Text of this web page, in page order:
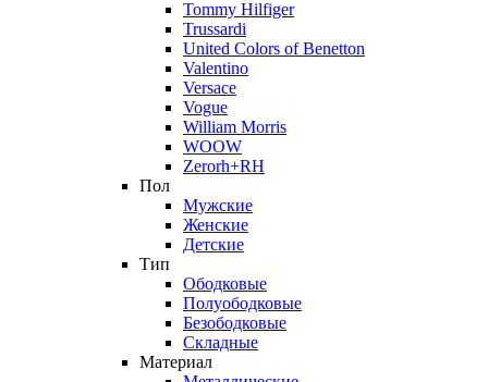
Tommy Hilfiger
Trussardi
United Colors of Benetton
Valentino
Versace
Vogue
William Morris
WOOW
Zerorh+RH
Пол
Мужские
Женские
Детские
Тип
Ободковые
Полуободковые
Безободковые
Складные
Материал